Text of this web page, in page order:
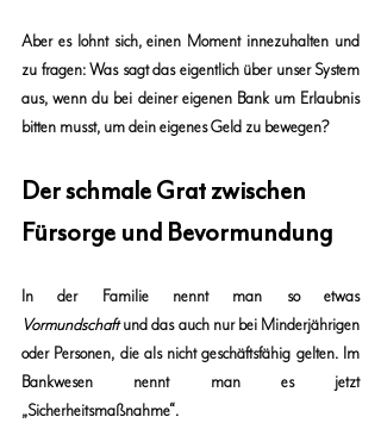
Aber es lohnt sich, einen Moment innezuhalten und
zu fragen: Was sagt das eigentlich über unser System
aus, wenn du bei deiner eigenen Bank um Erlaubnis
bitten musst, um dein eigenes Geld zu bewegen?
Der schmale Grat zwischen
Fürsorge und Bevormundung
In der Familie nennt man so etwas
Vormundschaft und das auch nur bei Minderjährigen
oder Personen, die als nicht geschäftsfähig gelten. Im
Bankwesen nennt man es jetzt
„Sicherheitsmaßnahme“.